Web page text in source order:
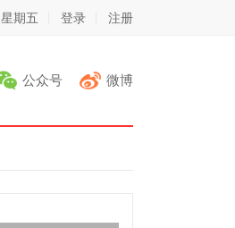
星期五 登录 注册
公众号 微博